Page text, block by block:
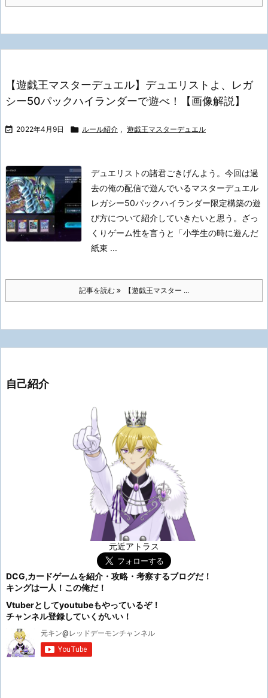
【遊戯王マスターデュエル】デュエリストよ、レガ
シー50パックハイランダーで遊べ！【画像解説】
 2022年4月9日  ルール紹介 , 遊戯王マスターデュエル
デュエリストの諸君ごきげんよう。 今回は過
去の俺の配信で遊んでいるマスターデュエル
レガシー50パックハイランダー限定構築の遊
び方について紹介していきたいと思う。 ざっ
くりゲーム性を言うと「小学生の時に遊んだ
紙束 ...
記事を読む 【遊戯王マスター ...
自己紹介
元近アトラス
DCG,カードゲームを紹介・攻略・考察するブログだ！
キングは一人！この俺だ！
Vtuberとしてyoutubeもやっているぞ！
チャンネル登録していくがいい！